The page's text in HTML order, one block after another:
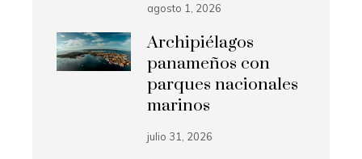
agosto 1, 2026
Archipiélagos
panameños con
parques nacionales
marinos
julio 31, 2026